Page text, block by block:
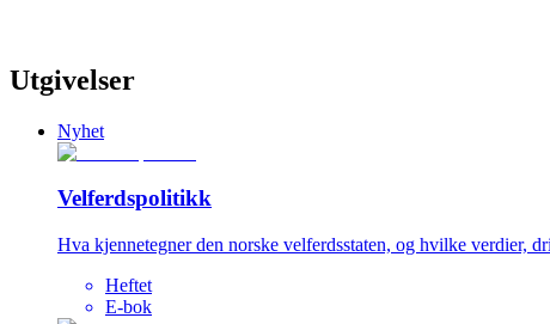
Utgivelser
Nyhet
Velferdspolitikk
Hva kjennetegner den norske velferdsstaten, og hvilke verdier,
Heftet
E-bok